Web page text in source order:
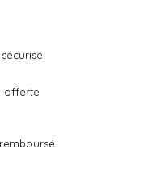
offerte